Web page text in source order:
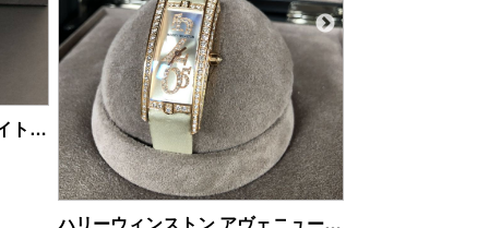
ハリーウィンストン ミッドナイト 450-MA42W WG金無垢 自動巻 メンズ腕時計
商品の状態：A